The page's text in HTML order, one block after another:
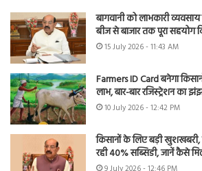
बागवानी को लाभकारी
बीज से बाजार तक पूरा सहयोग
15 July 2026 - 11:43 AM
Farmers ID Card बनेगा
लाभ, बार-बार रजिस्ट्रेशन का
10 July 2026 - 12:42 PM
किसानों के लिए बड़ी
रही 40% सब्सिडी, जानें कैसे